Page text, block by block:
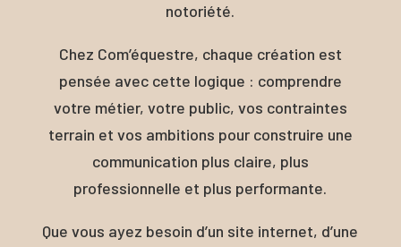
notoriété.
Chez Com’équestre, chaque création est
pensée avec cette logique : comprendre
votre métier, votre public, vos contraintes
terrain et vos ambitions pour construire une
communication plus claire, plus
professionnelle et plus performante.
Que vous ayez besoin d’un site internet, d’une